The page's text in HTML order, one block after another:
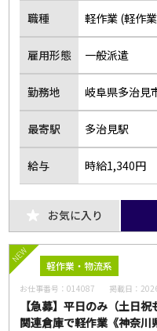
職種 軽作業 (軽作
雇用形態 一般派遣
勤務地 岐阜県多治見
最寄駅 多治見駅
給与 時給1,340円
お気に入り
NEW
軽作業・物流系
お仕事番号：014087 掲載日：
【急募】平日のみ（土日
関連倉庫で軽作業《神奈川